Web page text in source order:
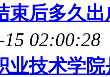
束后多久
02:00:28
业技术学院